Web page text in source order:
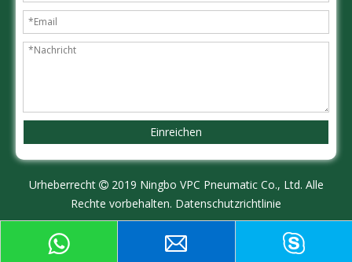
Einreichen
Urheberrecht 2019 Ningbo VPC Pneumatic Co., Ltd. Alle
Rechte vorbehalten. Datenschutzrichtlinie